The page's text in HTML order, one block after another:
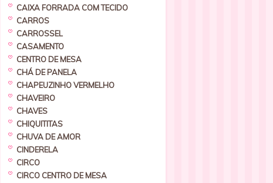
CAIXA FORRADA COM TECIDO
CARROS
CARROSSEL
CASAMENTO
CENTRO DE MESA
CHÁ DE PANELA
CHAPEUZINHO VERMELHO
CHAVEIRO
CHAVES
CHIQUITITAS
CHUVA DE AMOR
CINDERELA
CIRCO
CIRCO CENTRO DE MESA